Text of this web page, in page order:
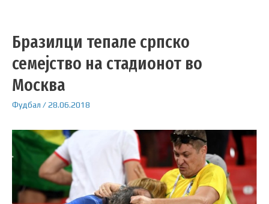
Бразилци тепале српско
семејство на стадионот во
Москва
Фудбал /28.06.2018